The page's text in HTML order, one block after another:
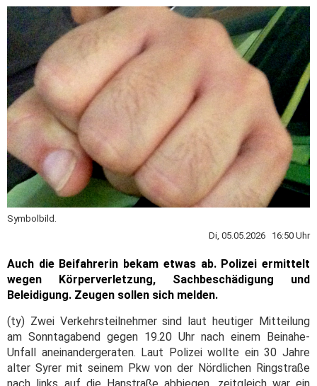
Symbolbild.
Di, 05.05.2026 16:50 Uhr
Auch die Beifahrerin bekam etwas ab. Polizei ermittelt
wegen Körperverletzung, Sachbeschädigung und
Beleidigung. Zeugen sollen sich melden.
(ty) Zwei Verkehrsteilnehmer sind laut heutiger Mitteilung
am Sonntagabend gegen 19.20 Uhr nach einem Beinahe-
Unfall aneinandergeraten. Laut Polizei wollte ein 30 Jahre
alter Syrer mit seinem Pkw von der Nördlichen Ringstraße